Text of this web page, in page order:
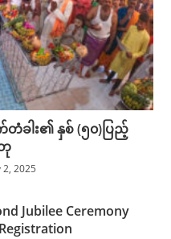
တံခါး၏ နှစ် (၅၀)ပြည့်
2, 2025
Jubilee Ceremony